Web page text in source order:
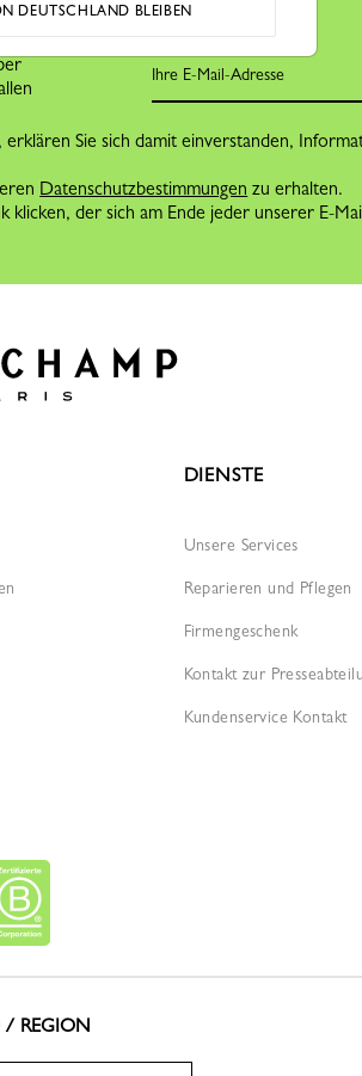
Sie sich damit einverstanden,
Datenschutzbestimmungen zu erhalten.
der sich am Ende jeder unserer E-
DIENSTE
Unsere Services
Reparieren und Pflegen
Firmengeschenk
Kontakt zur
Kundenservice Kontakt
REGION
DEUTSCHLAND BLEIBEN